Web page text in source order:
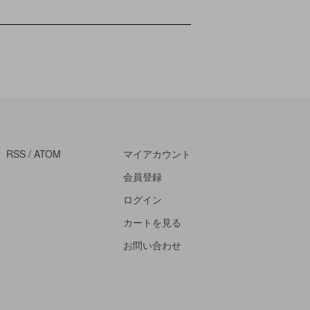
RSS / ATOM
マイアカウント
会員登録
ログイン
カートを見る
お問い合わせ